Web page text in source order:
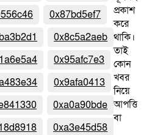
0x87bd5ef7
0x8c5a2aeb
0x95afc7e3
0x9afa0413
0xa0a90bde
0xa3e45d58
প্রকাশ
করে
থাকি।
তাই
কোন
খবর
নিয়ে
আপত্তি
বা